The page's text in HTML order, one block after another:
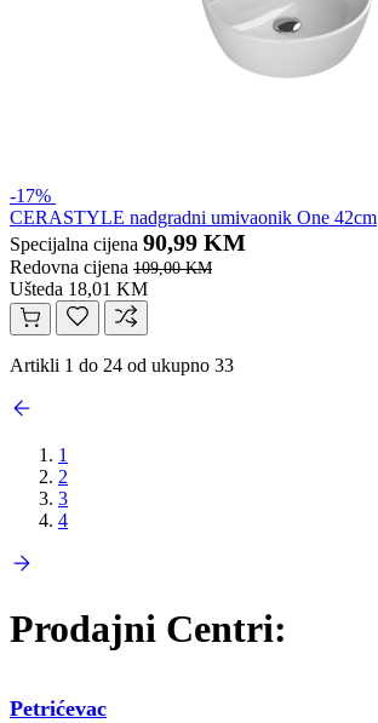
-17%
CERASTYLE nadgradni umivaonik One 42cm
Specijalna cijena 90,99 KM
Redovna cijena 109,00 KM
Ušteda 18,01 KM
Artikli 1 do 24 od ukupno 33
1
2
3
4
Prodajni Centri:
Petrićevac